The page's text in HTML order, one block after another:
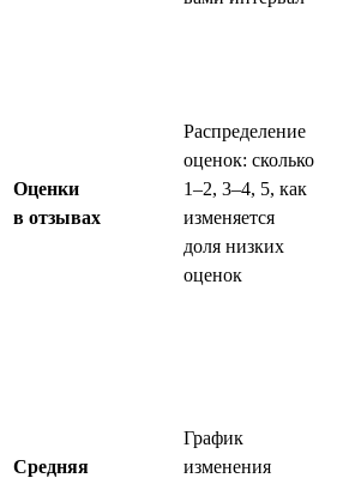
Оценки
в отзывах
Распределение
оценок: сколько
1–2, 3–4, 5, как
изменяется
доля низких
оценок
Средняя
График
изменения